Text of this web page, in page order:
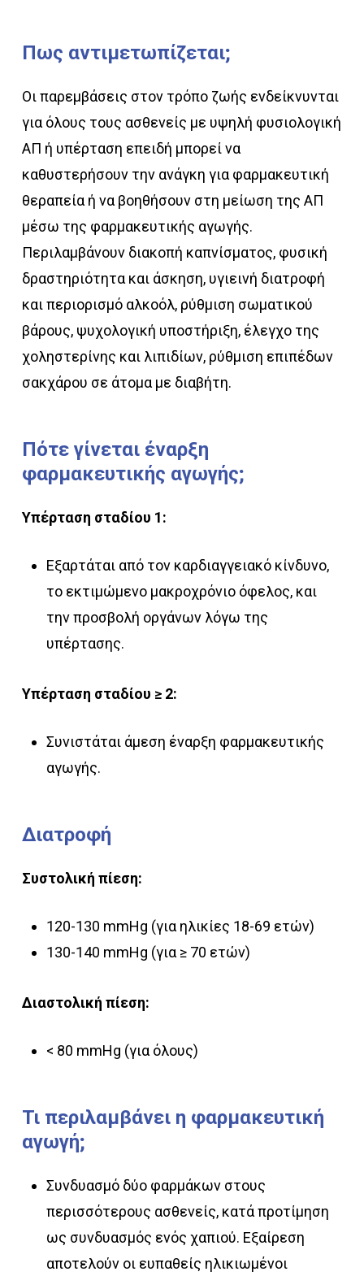
Πως αντιμετωπίζεται;
Οι παρεμβάσεις στον τρόπο ζωής ενδείκνυνται
για όλους τους ασθενείς με υψηλή φυσιολογική
ΑΠ ή υπέρταση επειδή μπορεί να
καθυστερήσουν την ανάγκη για φαρμακευτική
θεραπεία ή να βοηθήσουν στη μείωση της ΑΠ
μέσω της φαρμακευτικής αγωγής.
Περιλαμβάνουν διακοπή καπνίσματος, φυσική
δραστηριότητα και άσκηση, υγιεινή διατροφή
και περιορισμό αλκοόλ, ρύθμιση σωματικού
βάρους, ψυχολογική υποστήριξη, έλεγχο της
χοληστερίνης και λιπιδίων, ρύθμιση επιπέδων
σακχάρου σε άτομα με διαβήτη.
Πότε γίνεται έναρξη
φαρμακευτικής αγωγής;
Υπέρταση σταδίου 1:
Εξαρτάται από τον καρδιαγγειακό κίνδυνο,
το εκτιμώμενο μακροχρόνιο όφελος, και
την προσβολή οργάνων λόγω της
υπέρτασης.
Υπέρταση σταδίου ≥ 2:
Συνιστάται άμεση έναρξη φαρμακευτικής
αγωγής.
Διατροφή
Συστολική πίεση:
120-130 mmHg (για ηλικίες 18-69 ετών)
130-140 mmHg (για ≥ 70 ετών)
Διαστολική πίεση:
< 80 mmHg (για όλους)
Τι περιλαμβάνει η φαρμακευτική
αγωγή;
Συνδυασμό δύο φαρμάκων στους
περισσότερους ασθενείς, κατά προτίμηση
ως συνδυασμός ενός χαπιού. Εξαίρεση
αποτελούν οι ευπαθείς ηλικιωμένοι